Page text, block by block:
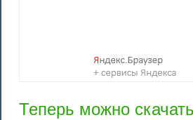
Теперь можно